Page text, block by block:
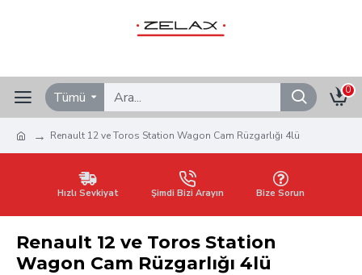
Tümü 0
Renault 12 ve Toros Station Wagon Cam Rüzgarlığı 4lü
Hızlı Sevkiyat Şimdi Bizi Arayın Bize Sorun
Renault 12 ve Toros Station
Wagon Cam Rüzgarlığı 4lü